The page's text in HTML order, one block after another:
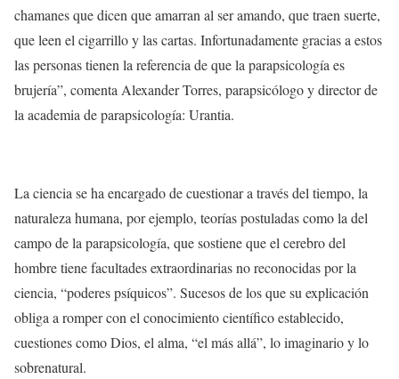
chamanes que dicen que amarran al ser amando, que traen suerte,
que leen el cigarrillo y las cartas. Infortunadamente gracias a estos
las personas tienen la referencia de que la parapsicología es
brujería”, comenta Alexander Torres, parapsicólogo y director de
la academia de parapsicología: Urantia.
La ciencia se ha encargado de cuestionar a través del tiempo, la
naturaleza humana, por ejemplo, teorías postuladas como la del
campo de la parapsicología, que sostieneque el cerebro del
hombre tiene facultades extraordinarias no reconocidas por la
ciencia, “poderes psíquicos”. Sucesos de los quesu explicación
obliga a romper con el conocimiento científico establecido,
cuestiones como Dios, el alma, “el más allá”, lo imaginario y lo
sobrenatural.